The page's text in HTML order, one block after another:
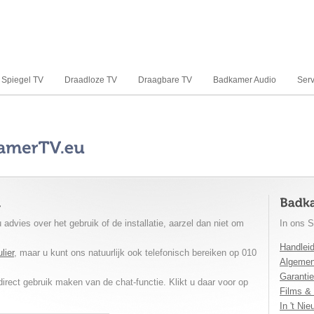
Spiegel TV Draadloze TV Draagbare TV Badkamer Audio
over het gebruik of de installatie, aarzel dan niet om
, maar u kunt ons natuurlijk ook telefonisch bereiken op 010
gebruik maken van de chat-functie. Klikt u daar voor op
In ons
Films &
In 't